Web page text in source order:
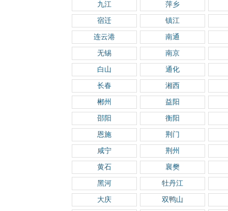
九江 萍乡
宿迁 镇江
连云港 南通
无锡 南京
白山 通化
长春 湘西
郴州 益阳
邵阳 衡阳
恩施 荆门
咸宁 荆州
黄石 襄樊
黑河 牡丹江
大庆 双鸭山